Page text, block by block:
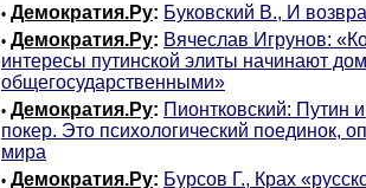
• Демократия.Ру: Буковский В., И
• Демократия.Ру: Вячеслав Игрунов:
интересы путинской элиты начинают
общегосударственными»
• Демократия.Ру: Пионтковский: Путин
покер. Это психологический поединок,
мира
• Демократия.Ру: Бурсов Г., Крах